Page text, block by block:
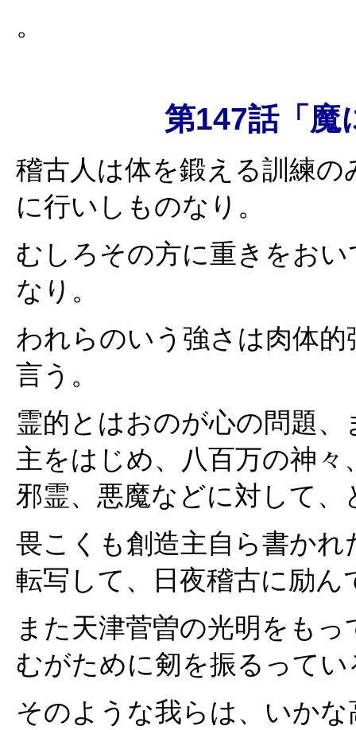
。
第147話「魔に魅
稽古人は体を鍛える訓練
に行いしものなり。
むしろその方に重きをお
なり。
われらのいう強さは肉体
言う。
霊的とはおのが心の問題
主をはじめ、八百万の神
邪霊、悪魔などに対して
畏こくも創造主自ら書か
転写して、日夜稽古に励ん
また天津菅曽の光明をも
むがために剱を振るってい
そのような我らは、いか